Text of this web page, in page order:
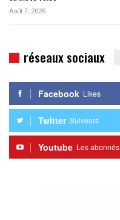
Août 7, 2026
réseaux sociaux
Facebook Likes
Twitter Suiveurs
Youtube Les abonnés